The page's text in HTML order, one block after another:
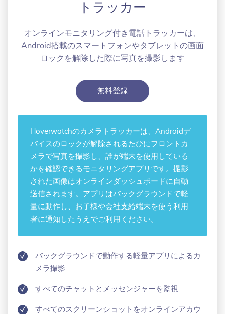
トラッカー
オンラインモニタリング付き電話トラッカーは、
Android搭載のスマートフォンやタブレットの画面
ロックを解除した際に写真を撮影します
無料登録
Hoverwatchのカメラトラッカーは、Androidデ
バイスのロックが解除されるたびにフロントカ
メラで写真を撮影し、誰が端末を使用している
かを確認できるモニタリングアプリです。撮影
された画像はオンラインダッシュボードに自動
送信されます。アプリはバックグラウンドで軽
量に動作し、お子様や会社支給端末を使う利用
者に通知したうえでご利用ください。
バックグラウンドで動作する軽量アプリによるカ
メラ撮影
すべてのチャットとメッセンジャーを監視
すべてのスクリーンショットをオンラインアカウ